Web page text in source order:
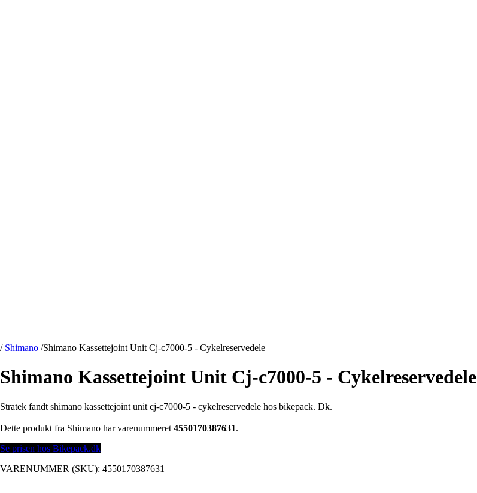
/ Shimano /Shimano Kassettejoint Unit Cj-c7000-5 - Cykelreservedele
Shimano Kassettejoint Unit Cj-c7000-5 - Cykelreservedele
Stratek fandt shimano kassettejoint unit cj-c7000-5 - cykelreservedele hos bikepack. Dk.
Dette produkt fra Shimano har varenummeret 4550170387631.
Se prisen hos Bikepack.dk
VARENUMMER (SKU): 4550170387631